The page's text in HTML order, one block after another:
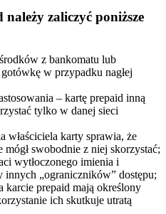
zaliczyć poniższe
z bankomatu lub
w przypadku nagłej
– kartę prepaid inną
tylko w danej sieci
właściciela karty sprawia, że
mógł swobodnie z niej skorzystać;
wytłoczonego imienia i
innych „ograniczników” dostępu;
karcie prepaid mają określony
ich skutkuje utratą